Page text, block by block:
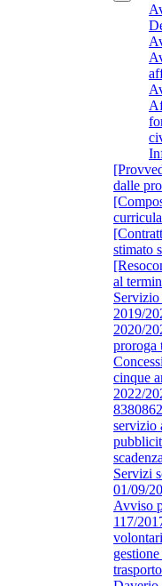
dalle
stimato
al
2019/
2020/
proroga
cinque
2022/
servizio
Servizi
01/09/
Avviso
117/